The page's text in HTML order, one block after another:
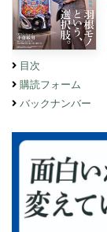
目次
購読フォーム
バックナンバー